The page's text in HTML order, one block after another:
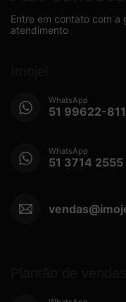
Entre em contato com a
atendimento
WhatsApp
51 99622-
WhatsApp
51 3714 2555